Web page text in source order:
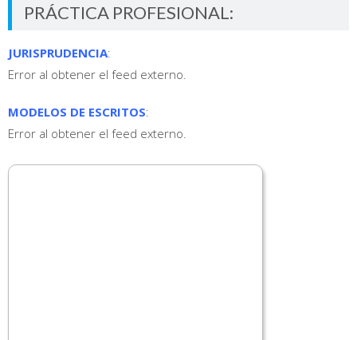
PRÁCTICA PROFESIONAL:
JURISPRUDENCIA:
Error al obtener el feed externo.
MODELOS DE ESCRITOS:
Error al obtener el feed externo.